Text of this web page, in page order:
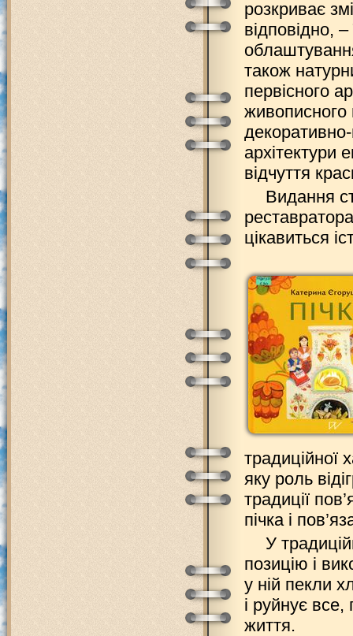
розкриває
відповідно, –
також
первісного
живописного
архітектури
відчуття
Видання
цікавиться
традиційної
яку роль
традиції
пічка і
У
позицію і
у ній пекли
і руйнує все,
життя.